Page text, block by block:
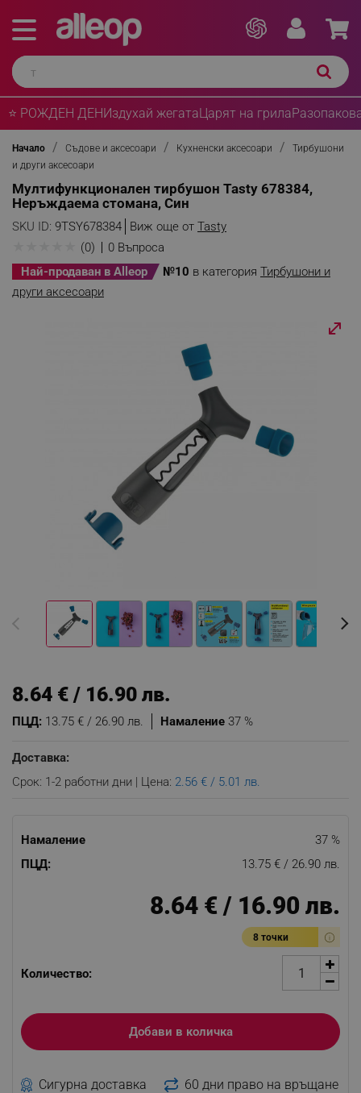
⭐ РОЖДЕН ДЕНИздухай жегатаЦарят на грила
Начало Съдове и аксесоари Кухненски аксесоари
Тирбушони
и други аксесоари
Мултифункционален тирбушон Tasty 678384,
Неръждаема стомана, Син
SKU ID: 9TSY678384 Виж още от Tasty
(0)
0 Въпроса
Най-продаван в Alleop
№10 в категория Тирбушони и
други аксесоари
Намаление 37 %
ПЦД: 13.75 € / 26.90 лв.
8.64 € / 16.90 лв.
Доставка:
Срок: 1-2 работни дни | Цена: 2.56 € / 5.01 лв.
Намаление
37 %
ПЦД:
13.75 € / 26.90 лв.
8.64 € / 16.90 лв.
8 точки
Количество:
Добави в количка
Сигурна доставка
60 дни право на връщане